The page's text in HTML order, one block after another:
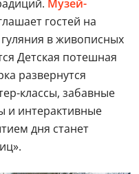
Музей-
гостей на
в живописных
Детская потешная
развернутся
классы, забавные
и интерактивные
дня станет